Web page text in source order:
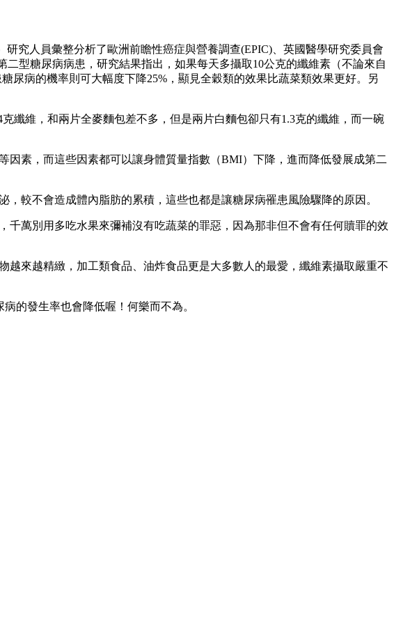
研究人員彙整分析了歐洲前瞻性癌症與營養調查(EPIC)、英國醫學研究委員會
型糖尿病病患，研究結果指出，如果每天多攝取10公克的纖維素（不論來自
尿病的機率則可大幅度下降25%，顯見全穀類的效果比蔬菜類效果更好。另
纖維，和兩片全麥麵包差不多，但是兩片白麵包卻只有1.3克的纖維，而一碗
素，而這些因素都可以讓身體質量指數（BMI）下降，進而降低發展成第二
較不會造成體內脂肪的累積，這些也都是讓糖尿病罹患風險驟降的原因。
萬別用多吃水果來彌補沒有吃蔬菜的罪惡，因為那非但不會有任何贖罪的效
來越精緻，加工類食品、油炸食品更是大多數人的最愛，纖維素攝取嚴重不
的發生率也會降低喔！何樂而不為。